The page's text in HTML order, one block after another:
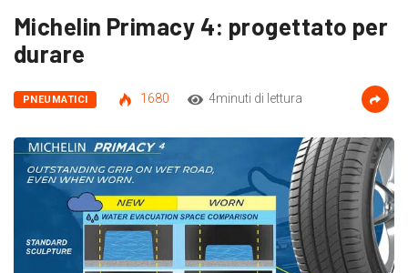
Michelin Primacy 4: progettato per
durare
PNEUMATICI 1680 4minuti di lettura